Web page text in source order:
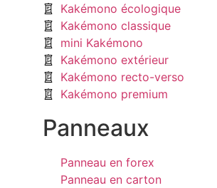
Kakémono écologique
Kakémono classique
mini Kakémono
Kakémono extérieur
Kakémono recto-verso
Kakémono premium
Panneaux
Panneau en forex
Panneau en carton